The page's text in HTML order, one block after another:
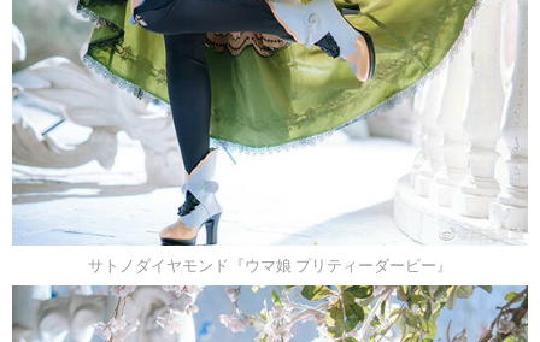
サトノダイヤモンド『ウマ娘 プリティーダービー』